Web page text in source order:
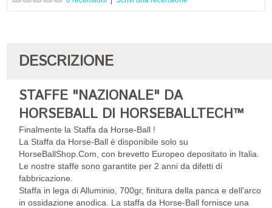
DESCRIZIONE
STAFFE "NAZIONALE" DA
HORSEBALL DI HORSEBALLTECH™
Finalmente la Staffa da Horse-Ball !
La Staffa da Horse-Ball è disponibile solo su
HorseBallShop.Com, con brevetto Europeo depositato in Italia.
Le nostre staffe sono garantite per 2 anni da difetti di
fabbricazione.
Staffa in lega di Alluminio, 700gr, finitura della panca e dell'arco
in ossidazione anodica. La staffa da Horse-Ball fornisce una